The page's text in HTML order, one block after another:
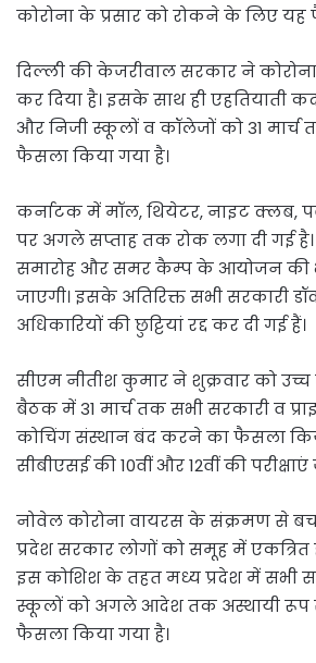
कोरोना के प्रसार को रोकने के लिए यह
दिल्ली की केजरीवाल सरकार ने कोरोना
कर दिया है। इसके साथ ही एहतियाती
और निजी स्कूलों व कॉलेजों को 31
फैसला किया गया है।
कर्नाटक में मॉल, थियेटर, नाइट क्लब,
पर अगले सप्ताह तक रोक लगा दी गई है।
समारोह और समर कैम्प के आयोजन की
जाएगी। इसके अतिरिक्त सभी सरकारी
अधिकारियों की छुट्टियां रद्द कर दी गई हैं।
सीएम नीतीश कुमार ने शुक्रवार को
बैठक में 31 मार्च तक सभी सरकारी व
कोचिंग संस्थान बंद करने का फैसला
सीबीएसई की 10वीं और 12वीं की परीक्षाएं
नोवेल कोरोना वायरस के संक्रमण से
प्रदेश सरकार लोगों को समूह में एकत्रित
इस कोशिश के तहत मध्य प्रदेश में सभी
स्कूलों को अगले आदेश तक अस्थायी
फैसला किया गया है।